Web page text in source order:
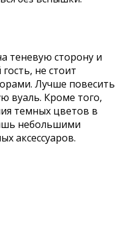
теневую сторону и
не стоит
Лучше повесить
вуаль. Кроме того,
темных цветов в
небольшими
аксессуаров.